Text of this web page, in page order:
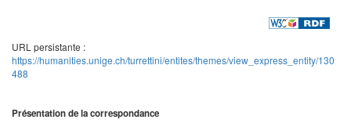
URL persistante :
https://humanities.unige.ch/turrettini/entites/themes/view_express_entity/130
488
Présentation de la correspondance